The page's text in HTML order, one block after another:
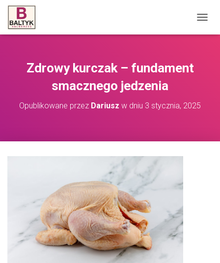
R
Zdrowy kurczak – fundament
smacznego jedzenia
Opublikowane przez Dariusz w dniu 3 stycznia, 2025